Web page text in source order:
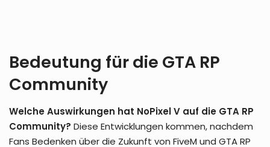
Bedeutung für die GTA RP
Community
Welche Auswirkungen hat NoPixel V auf die GTA RP
Community? Diese Entwicklungen kommen, nachdem
Fans Bedenken über die Zukunft von FiveM und GTA RP